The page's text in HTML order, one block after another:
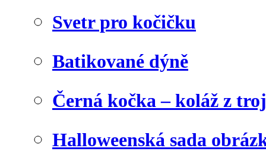
Svetr pro kočičku
Batikované dýně
Černá kočka – koláž z
Halloweenská sada